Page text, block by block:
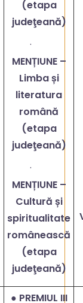
(etapa
judeţeană)
·
MENȚIUNE –
Limba și
literatura
română
(etapa
judeţeană)
·
MENȚIUNE –
Cultură și
spiritualitate
românească
(etapa
judeţeană)
● PREMIUL III